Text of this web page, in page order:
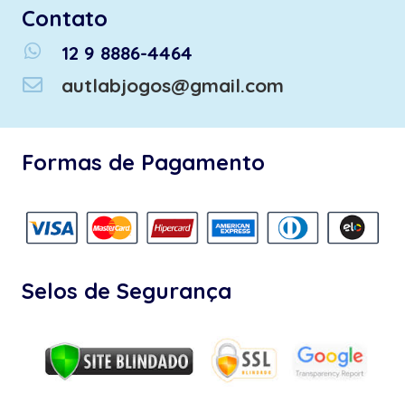
Contato
whatsapp
12 9 8886-4464
autlabjogos@gmail.com
Formas de Pagamento
Selos de Segurança